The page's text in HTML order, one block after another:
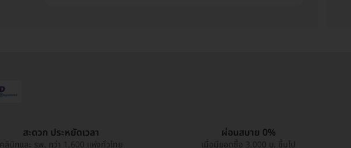
สะดวก ประหยัดเวลา
คลินิกและ รพ. กว่า 1,600 แห่งทั่วไทย
ผ่อนสบาย 0%
เมื่อมียอดซื้อ 3,000 บ. ขึ้นไป